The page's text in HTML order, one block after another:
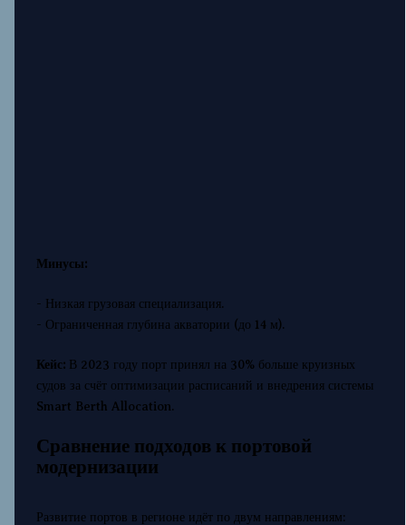
Минусы:
- Низкая грузовая специализация.
- Ограниченная глубина акватории (до 14 м).
Кейс:В 2023 году порт принял на 30% больше круизных
судов за счёт оптимизации расписаний и внедрения системы
Smart Berth Allocation.
Сравнение подходов к портовой
модернизации
Развитие портов в регионе идёт по двум направлениям: